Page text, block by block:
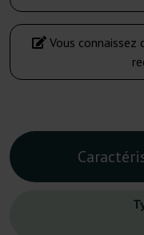
Vous connaissez